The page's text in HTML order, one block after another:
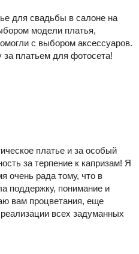
для свадьбы в салоне на
модели платья,
с выбором аксессуаров.
за платьем для фотосета!
платье и за особый
за терпение к капризам! Я
очень рада тому, что в
поддержку, понимание и
вам процветания, еще
всех задуманных